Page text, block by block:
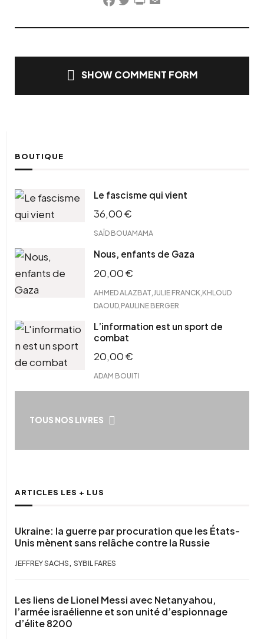
Facebook
TwitterPrintFriendly
Email
SHOW COMMENT FORM
BOUTIQUE
Le fascisme qui vient
36,00€
SAÏD BOUAMAMA
Nous, enfants de Gaza
20,00€
AHMED ALAZBAT JULIE FRANCK KHLOUD
DAOUD PAULINE BERGER
L’information est un sport de
combat
20,00€
ADAM BOUITI
TOUS NOS LIVRES
ARTICLES LES + LUS
Ukraine: la guerre par procuration que les États-
Unis mènent sans relâche contre la Russie
JEFFREY SACHS , SYBIL FARES
Les liens de Lionel Messi avec Netanyahou,
l’armée israélienne et son unité d’espionnage
d’élite 8200